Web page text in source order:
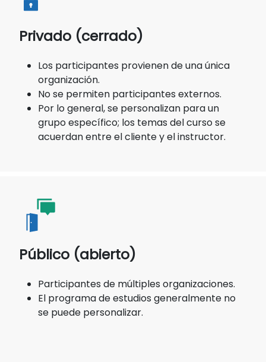
Privado (cerrado)
Los participantes provienen de una única
organización.
No se permiten participantes externos.
Por lo general, se personalizan para un
grupo específico; los temas del curso se
acuerdan entre el cliente y el instructor.
Público (abierto)
Participantes de múltiples organizaciones.
El programa de estudios generalmente no
se puede personalizar.